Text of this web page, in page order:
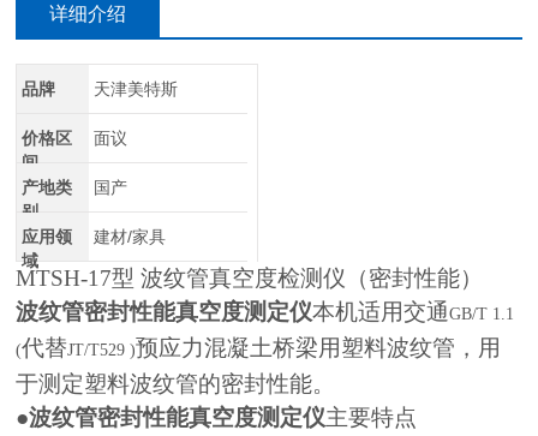
详细介绍
品牌 天津美特斯
价格区
间
面议
产地类
别
国产
应用领
域
建材/家具
MTSH-17型 波纹管真空度检测仪（密封性能）
波纹管密封性能真空度测定仪本机适用交通GB/T 1.1
(代替JT/T529 )预应力混凝土桥梁用塑料波纹管，用
于测定塑料波纹管的密封性能。
●波纹管密封性能真空度测定仪主要特点